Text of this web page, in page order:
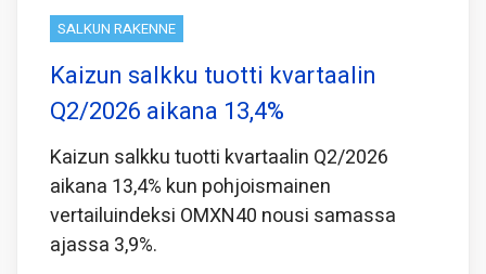
SALKUN RAKENNE
Kaizun salkku tuotti kvartaalin
Q2/2026 aikana 13,4%
Kaizun salkku tuotti kvartaalin Q2/2026
aikana 13,4% kun pohjoismainen
vertailuindeksi OMXN40 nousi samassa
ajassa 3,9%.